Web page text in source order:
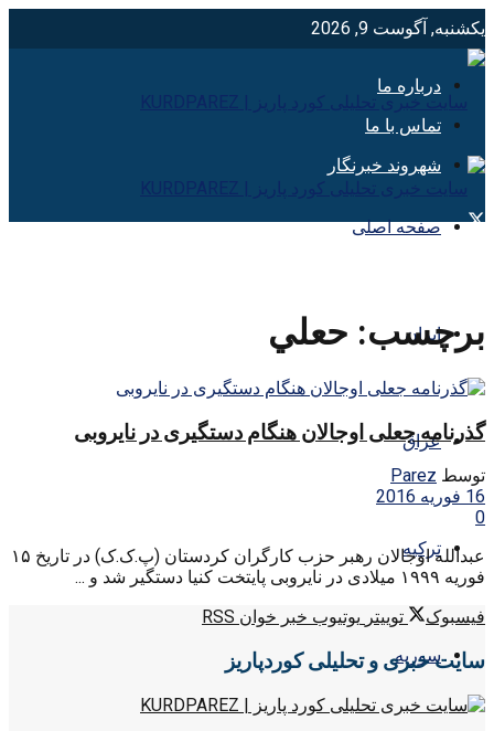
یکشنبه, آگوست 9, 2026
درباره ما
تماس با ما
شهروند خبرنگار
صفحه اصلی
ایران
عراق
ترکیه
سوریه
برچسب: حعلي
گذرنامه جعلی اوجالان هنگام دستگیری در نایروبی
توسط Parez
16 فوریه 2016
0
عبدالله اوجالان رهبر حزب کارگران کردستان (پ.ک.ک) در تاریخ ۱۵
فوریه ۱۹۹۹ میلادی در نایروبی پایتخت کنیا دستگیر شد و ...
فیسبوک
توییتر یوتیوب خبر خوان RSS
سایت خبری و تحلیلی کوردپاریز